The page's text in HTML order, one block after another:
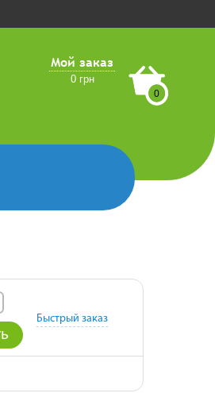
Мой заказ
0 грн
0
Быстрый заказ